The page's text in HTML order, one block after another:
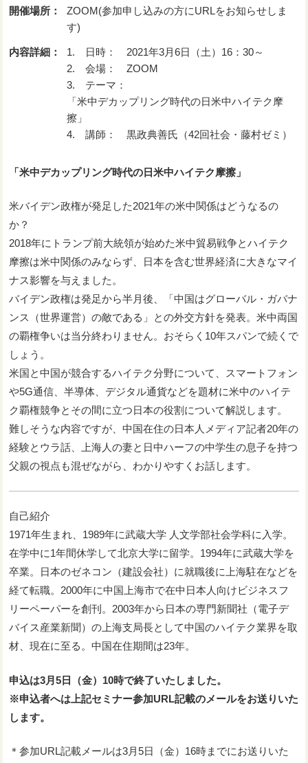
開催場所：
ZOOM(参加申し込みの方にURLをお知らせしま
す)
内容詳細：
1. 日時： 2021年3月6日（土）16：30～
2. 会場： ZOOM
3. テーマ：
「米中デカップリング時代の日米中ハイテク摩
擦」
4. 講師： 黒政典善氏（42回社会・藤村ゼミ）
「米中デカップリング時代の日米中ハイテク摩擦」
米バイデン政権が発足した2021年の米中関係はどうなるの
か？
2018年にトランプ前大統領が始めた米中貿易戦争とハイテク
摩擦は米中関係のみならず、日本を含む世界経済に大きなマイ
ナス影響を与えました。
バイデン政権は発足から半月後、「中国はグローバル・ガバナ
ンス（世界運営）の敵である」との外交方針を発表。米中両国
の覇権争いは当分終わりません。おそらく10年スパンで続くで
しょう。
米国と中国が競合するハイテク分野について、スマートフォン
や5G通信、半導体、デジタル通貨などを題材に米中のハイテ
ク覇権競争とその間に立つ日本の役割について解説します。
難しそうな内容ですが、中国在住の日本人メディア記者20年の
経験とウラ話、上海人の妻と日中ハーフの中学生の息子を持つ
父親の視点も混ぜながら、わかりやすくお話します。
自己紹介
1971年生まれ、1989年に武蔵大学 人文学部社会学科に入学。
在学中に1年間休学して北京大学に留学。1994年に武蔵大学を
卒業。日本のゼネコン（建設会社）に就職後に上海駐在などを
経て転職。2000年に中国上海市で在中日本人向けビジネスフ
リーペーパーを創刊。2003年から日本の専門新聞社（電子デ
バイス産業新聞）の上海支局長として中国のハイテク業界を取
材、現在に至る。中国在住期間は23年。
申込は3月5日（金）10時で終了いたしました。
※申込者へは上記セミナー参加URL記載のメールをお送りいた
します。
＊参加URL記載メールは3月5日（金）16時までにお送りいた